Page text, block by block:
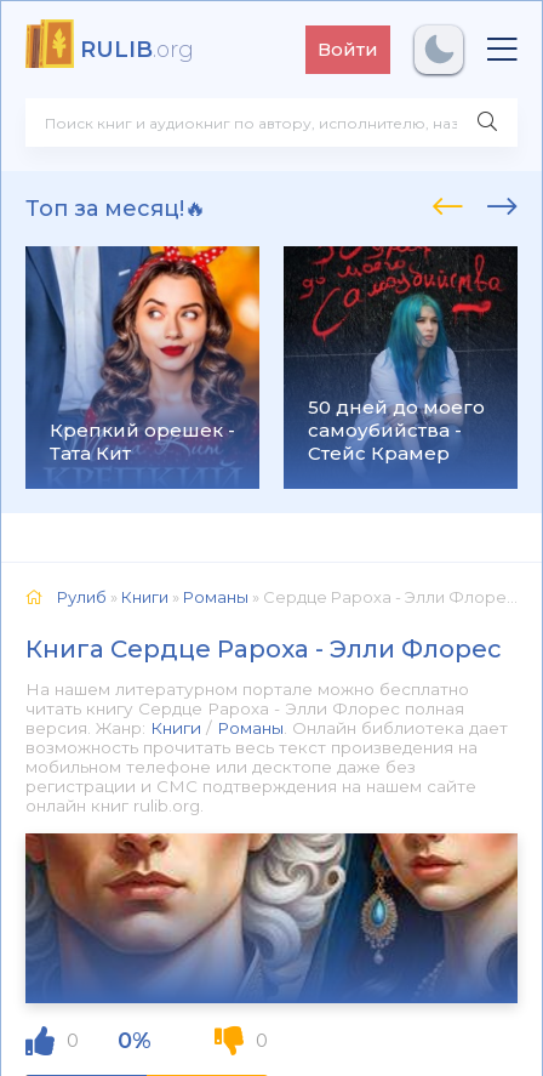
RULIB.org Войти
Топ за месяц!🔥
Крепкий орешек -
Тата Кит
50 дней до моего
самоубийства -
Стейс Крамер
Рулиб » Книги » Романы » Сердце Рароха - Элли Флорес 📕 - Книга онлайн бесплатно
Книга Сердце Рароха - Элли Флорес
На нашем литературном портале можно бесплатно
читать книгу Сердце Рароха - Элли Флорес полная
версия. Жанр: Книги / Романы . Онлайн библиотека дает
возможность прочитать весь текст произведения на
мобильном телефоне или десктопе даже без
регистрации и СМС подтверждения на нашем сайте
онлайн книг rulib.org.
0 0% 0